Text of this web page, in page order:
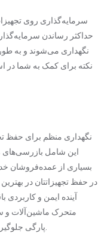
سرمایه‌گذاری روی
حداکثر رساندن
نگهداری می‌شوند و به طور
نکته برای کمک به شما در
نگهداری منظم برای حفظ
این شامل بازرسی‌های
بسیاری از عمده‌فروشان
در حفظ تجهیزاتتان در
آینده ایمن و
متحرک ماشین‌آلات و